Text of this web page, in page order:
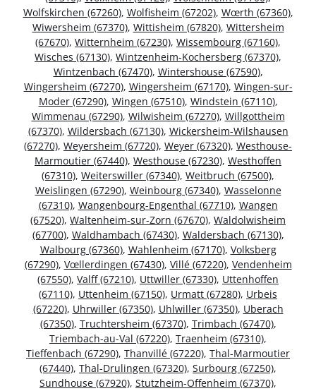
Wolfskirchen (67260), Wolfisheim (67202), Wœrth (67360),
Wiwersheim (67370), Wittisheim (67820), Wittersheim
(67670), Witternheim (67230), Wissembourg (67160),
Wisches (67130), Wintzenheim-Kochersberg (67370),
Wintzenbach (67470), Wintershouse (67590),
Wingersheim (67270), Wingersheim (67170), Wingen-sur-
Moder (67290), Wingen (67510), Windstein (67110),
Wimmenau (67290), Wilwisheim (67270), Willgottheim
(67370), Wildersbach (67130), Wickersheim-Wilshausen
(67270), Weyersheim (67720), Weyer (67320), Westhouse-
Marmoutier (67440), Westhouse (67230), Westhoffen
(67310), Weiterswiller (67340), Weitbruch (67500),
Weislingen (67290), Weinbourg (67340), Wasselonne
(67310), Wangenbourg-Engenthal (67710), Wangen
(67520), Waltenheim-sur-Zorn (67670), Waldolwisheim
(67700), Waldhambach (67430), Waldersbach (67130),
Walbourg (67360), Wahlenheim (67170), Volksberg
(67290), Vœllerdingen (67430), Villé (67220), Vendenheim
(67550), Valff (67210), Uttwiller (67330), Uttenhoffen
(67110), Uttenheim (67150), Urmatt (67280), Urbeis
(67220), Uhrwiller (67350), Uhlwiller (67350), Uberach
(67350), Truchtersheim (67370), Trimbach (67470),
Triembach-au-Val (67220), Traenheim (67310),
Tieffenbach (67290), Thanvillé (67220), Thal-Marmoutier
(67440), Thal-Drulingen (67320), Surbourg (67250),
Sundhouse (67920), Stutzheim-Offenheim (67370),